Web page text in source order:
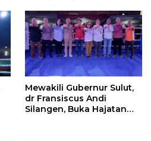
Mewakili Gubernur Sulut,
dr Fransiscus Andi
Silangen, Buka Hajatan